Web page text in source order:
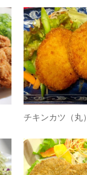
チキンカツ（丸）